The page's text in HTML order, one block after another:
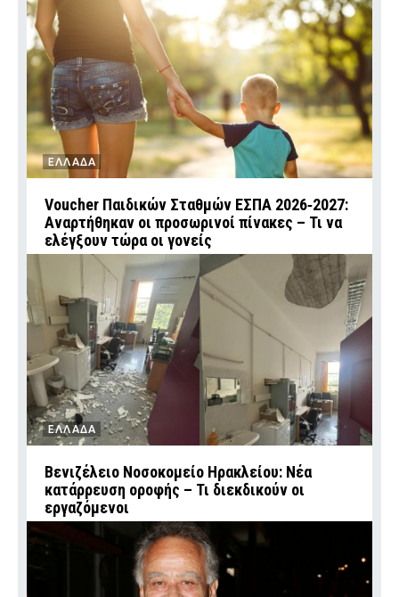
ΕΛΛΑΔΑ
Voucher Παιδικών Σταθμών ΕΣΠΑ 2026‑2027:
Αναρτήθηκαν οι προσωρινοί πίνακες – Τι να
ελέγξουν τώρα οι γονείς
ΕΛΛΑΔΑ
Βενιζέλειο Νοσοκομείο Ηρακλείου: Νέα
κατάρρευση οροφής – Τι διεκδικούν οι
εργαζόμενοι